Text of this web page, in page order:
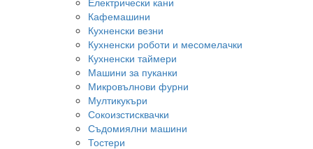
Кафемашини
Кухненски везни
Кухненски роботи и месомелачки
Кухненски таймери
Машини за пуканки
Микровълнови фурни
Мултикукъри
Сокоизстисквачки
Съдомиялни машини
Тостери